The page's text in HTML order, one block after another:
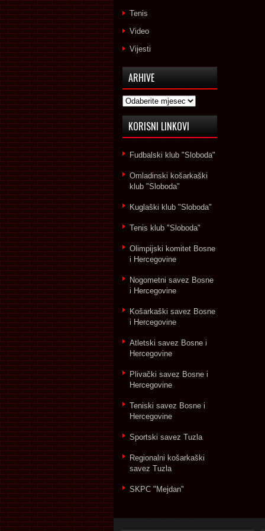
Tenis
Video
Vijesti
ARHIVE
Arhive
KORISNI LINKOVI
Fudbalski klub "Sloboda"
Omladinski košarkaški
klub "Sloboda"
Kuglaški klub "Sloboda"
Tenis klub "Sloboda"
Olimpijski komitet Bosne
i Hercegovine
Nogometni savez Bosne
i Hercegovine
Košarkaški savez Bosne
i Hercegovine
Atletski savez Bosne i
Hercegovine
Plivački savez Bosne i
Hercegovine
Teniski savez Bosne i
Hercegovine
Sportski savez Tuzla
Regionalni košarkaški
savez Tuzla
SKPC "Mejdan"